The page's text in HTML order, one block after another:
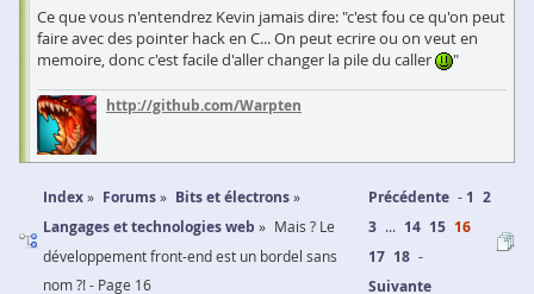
Ce que vous n'entendrez Kevin jamais dire: "c'est fou ce qu'on peut
faire avec des pointer hack en C... On peut ecrire ou on veut en
memoire, donc c'est facile d'aller changer la pile du caller
"
http://github.com/Warpten
Index Forums
Bits et électrons
Langages et technologies web
Mais ? Le
développement front-end est un bordel sans
nom ?! - Page 16
Précédente 1 2
3 ... 14 15 16
17 18
Suivante